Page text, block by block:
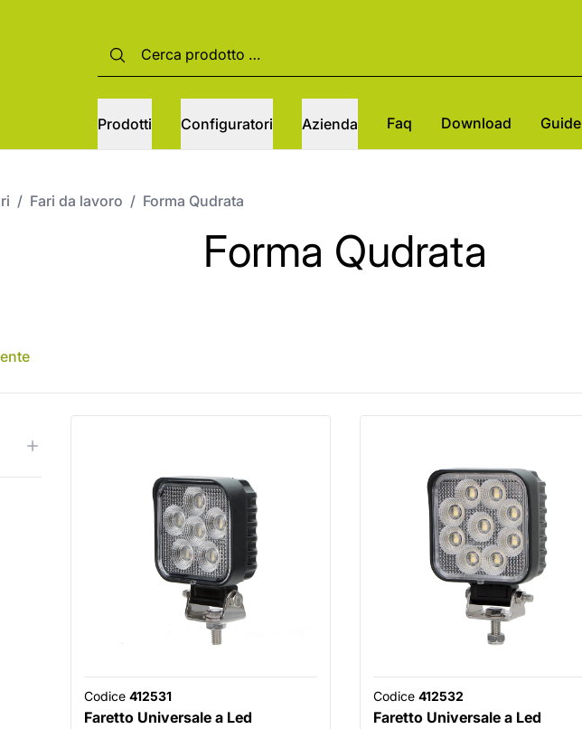
Prodotti Configuratori Azienda Faq Download Guide
/ Fari da lavoro / Forma Qudrata
Forma Qudrata
Codice 412531
Faretto Universale a Led
Codice 412532
Faretto Universale a Led